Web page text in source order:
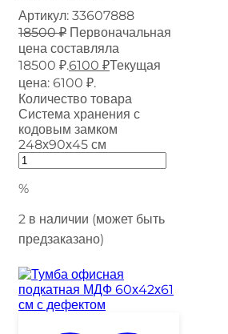
Артикул: 33607888
18500₽ Первоначальная
цена составляла
18500 ₽.6100 ₽Текущая
цена: 6100 ₽.
Количество товара
Система хранения с
кодовым замком
248х90х45 см
%
2 в наличии (может быть
предзаказано)